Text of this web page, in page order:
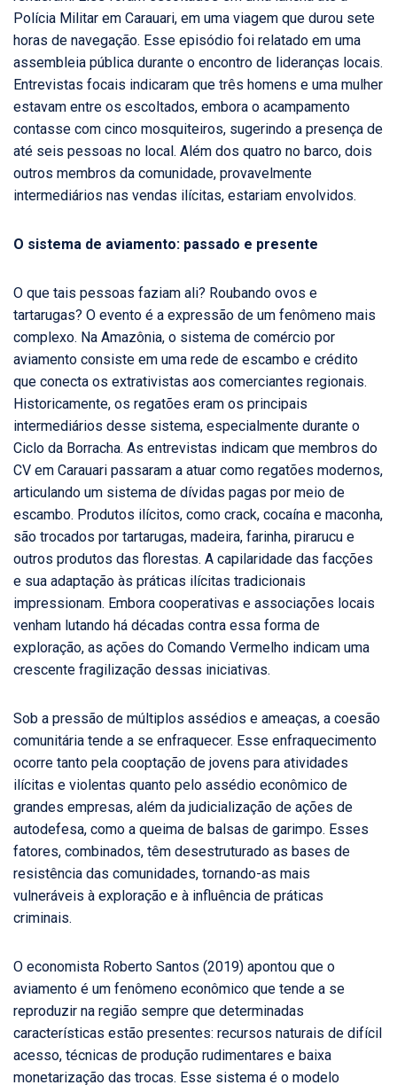
Polícia Militar em Carauari, em uma viagem que durou sete
horas de navegação. Esse episódio foi relatado em uma
assembleia pública durante o encontro de lideranças locais.
Entrevistas focais indicaram que três homens e uma mulher
estavam entre os escoltados, embora o acampamento
contasse com cinco mosquiteiros, sugerindo a presença de
até seis pessoas no local. Além dos quatro no barco, dois
outros membros da comunidade, provavelmente
intermediários nas vendas ilícitas, estariam envolvidos.
O sistema de aviamento: passado e presente
O que tais pessoas faziam ali? Roubando ovos e
tartarugas? O evento é a expressão de um fenômeno mais
complexo. Na Amazônia, o sistema de comércio por
aviamento consiste em uma rede de escambo e crédito
que conecta os extrativistas aos comerciantes regionais.
Historicamente, os regatões eram os principais
intermediários desse sistema, especialmente durante o
Ciclo da Borracha. As entrevistas indicam que membros do
CV em Carauari passaram a atuar como regatões modernos,
articulando um sistema de dívidas pagas por meio de
escambo. Produtos ilícitos, como crack, cocaína e maconha,
são trocados por tartarugas, madeira, farinha, pirarucu e
outros produtos das florestas. A capilaridade das facções
e sua adaptação às práticas ilícitas tradicionais
impressionam. Embora cooperativas e associações locais
venham lutando há décadas contra essa forma de
exploração, as ações do Comando Vermelho indicam uma
crescente fragilização dessas iniciativas.
Sob a pressão de múltiplos assédios e ameaças, a coesão
comunitária tende a se enfraquecer. Esse enfraquecimento
ocorre tanto pela cooptação de jovens para atividades
ilícitas e violentas quanto pelo assédio econômico de
grandes empresas, além da judicialização de ações de
autodefesa, como a queima de balsas de garimpo. Esses
fatores, combinados, têm desestruturado as bases de
resistência das comunidades, tornando-as mais
vulneráveis à exploração e à influência de práticas
criminais.
O economista Roberto Santos (2019) apontou que o
aviamento é um fenômeno econômico que tende a se
reproduzir na região sempre que determinadas
características estão presentes: recursos naturais de difícil
acesso, técnicas de produção rudimentares e baixa
monetarização das trocas. Esse sistema é o modelo